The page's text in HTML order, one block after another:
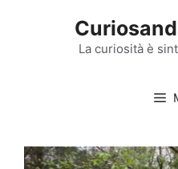
La curiosità è